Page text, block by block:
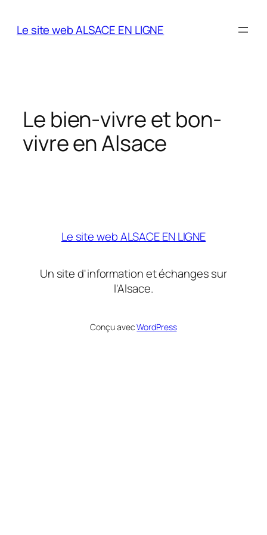
Le site web ALSACE EN LIGNE
Le bien-vivre et bon-
vivre en Alsace
Le site web ALSACE EN LIGNE
Un site d'information et échanges sur
l'Alsace.
Conçu avecWordPress